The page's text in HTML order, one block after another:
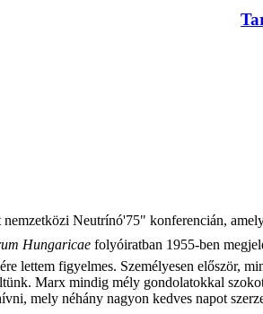
Neutrínó'75" konferencián,
Hungaricae folyóiratban 1955-ben
lettem figyelmes. Személyesen először,
Marx mindig mély gondolatokkal
mely néhány nagyon kedves napot